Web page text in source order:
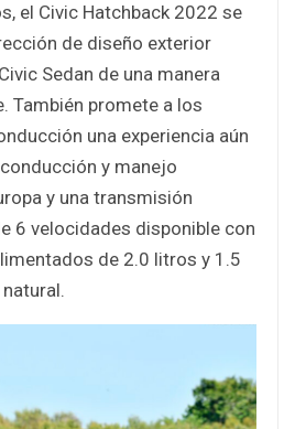
el Civic Hatchback 2022 se
de diseño exterior
Sedan de una manera
También promete a los
una experiencia aún
y manejo
y una transmisión
6 velocidades disponible con
de 2.0 litros y 1.5